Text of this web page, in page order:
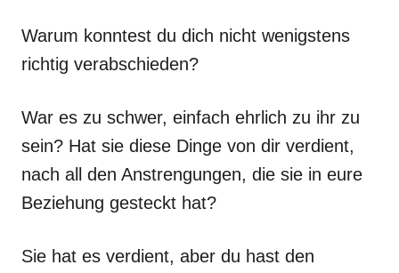
Warum konntest du dich nicht wenigstens
richtig verabschieden?
War es zu schwer, einfach ehrlich zu ihr zu
sein? Hat sie diese Dinge von dir verdient,
nach all den Anstrengungen, die sie in eure
Beziehung gesteckt hat?
Sie hat es verdient, aber du hast den